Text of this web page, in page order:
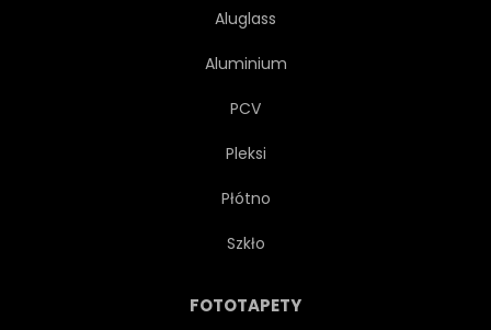
Aluglass
Aluminium
PCV
Pleksi
Płótno
Szkło
FOTOTAPETY